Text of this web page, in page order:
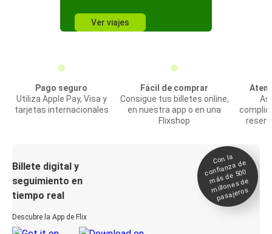
Ver viajes
Pago seguro
Utiliza Apple Pay, Visa y
tarjetas internacionales
Fácil de comprar
Consigue tus billetes online,
en nuestra app o en una
Flixshop
Billete digital y
seguimiento en
tiempo real
Descubre la App de Flix
Con la
confianza de
más de 500
millones de
pasajeros